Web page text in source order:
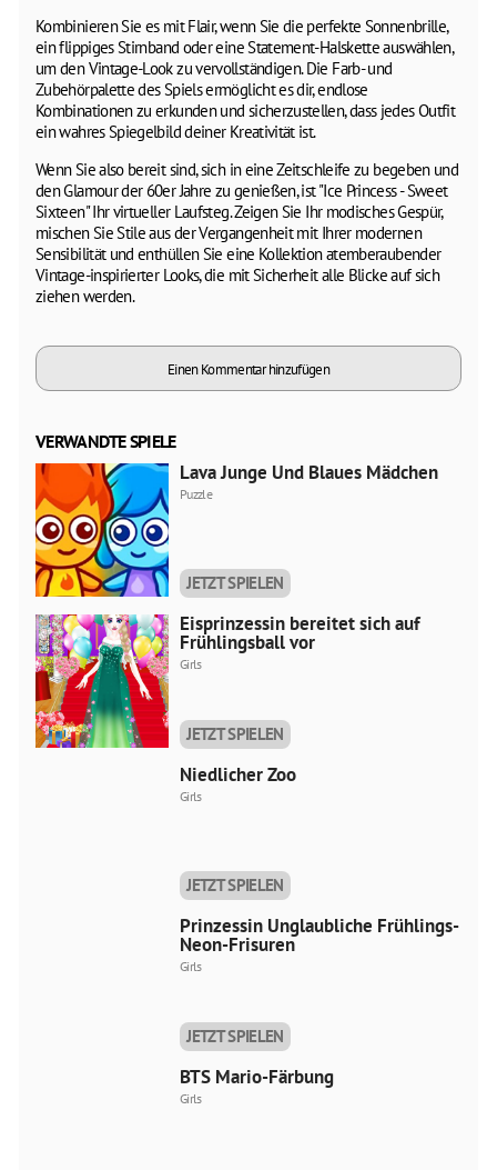
Kombinieren Sie es mit Flair, wenn Sie die perfekte Sonnenbrille,
ein flippiges Stirnband oder eine Statement-Halskette auswählen,
um den Vintage-Look zu vervollständigen. Die Farb- und
Zubehörpalette des Spiels ermöglicht es dir, endlose
Kombinationen zu erkunden und sicherzustellen, dass jedes Outfit
ein wahres Spiegelbild deiner Kreativität ist.
Wenn Sie also bereit sind, sich in eine Zeitschleife zu begeben und
den Glamour der 60er Jahre zu genießen, ist "Ice Princess - Sweet
Sixteen" Ihr virtueller Laufsteg. Zeigen Sie Ihr modisches Gespür,
mischen Sie Stile aus der Vergangenheit mit Ihrer modernen
Sensibilität und enthüllen Sie eine Kollektion atemberaubender
Vintage-inspirierter Looks, die mit Sicherheit alle Blicke auf sich
ziehen werden.
Einen Kommentar hinzufügen
VERWANDTE SPIELE
Lava Junge Und Blaues Mädchen
Puzzle
JETZT SPIELEN
Eisprinzessin bereitet sich auf
Frühlingsball vor
Girls
JETZT SPIELEN
Niedlicher Zoo
Girls
JETZT SPIELEN
Prinzessin Unglaubliche Frühlings-
Neon-Frisuren
Girls
JETZT SPIELEN
BTS Mario-Färbung
Girls